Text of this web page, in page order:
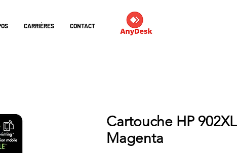
CARRIÈRES CONTACT
Cartouche HP 902XL
Magenta